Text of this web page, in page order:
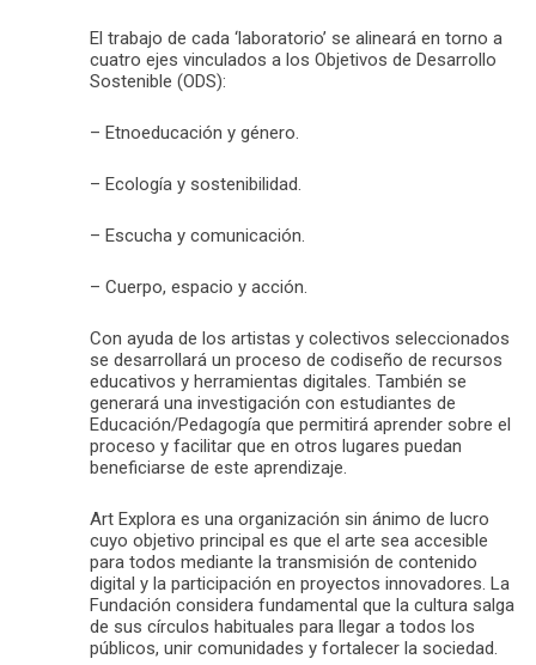
El trabajo de cada ‘laboratorio’ se alineará en torno a
cuatro ejes vinculados a los Objetivos de Desarrollo
Sostenible (ODS):
– Etnoeducación y género.
– Ecología y sostenibilidad.
– Escucha y comunicación.
– Cuerpo, espacio y acción.
Con ayuda de los artistas y colectivos seleccionados
se desarrollará un proceso de codiseño de recursos
educativos y herramientas digitales. También se
generará una investigación con estudiantes de
Educación/Pedagogía que permitirá aprender sobre el
proceso y facilitar que en otros lugares puedan
beneficiarse de este aprendizaje.
Art Explora es una organización sin ánimo de lucro
cuyo objetivo principal es que el arte sea accesible
para todos mediante la transmisión de contenido
digital y la participación en proyectos innovadores. La
Fundación considera fundamental que la cultura salga
de sus círculos habituales para llegar a todos los
públicos, unir comunidades y fortalecer la sociedad.